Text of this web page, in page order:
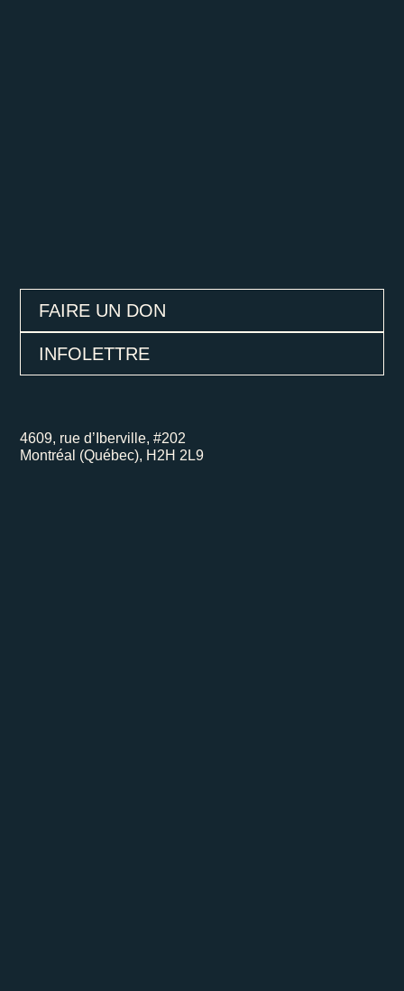
FAIRE UN DON
INFOLETTRE
4609, rue d’Iberville, #202
Montréal (Québec), H2H 2L9